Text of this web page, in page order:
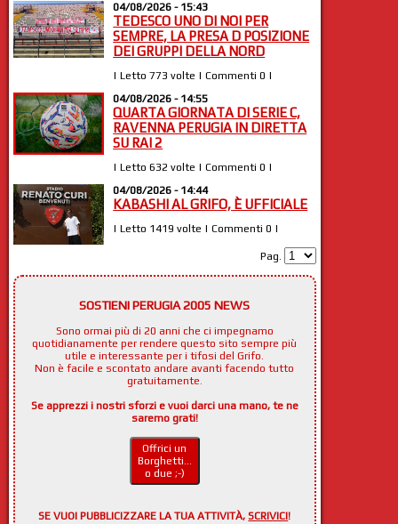
04/08/2026 - 15:43
TEDESCO UNO DI NOI PER
SEMPRE, LA PRESA D POSIZIONE
DEI GRUPPI DELLA NORD
| Letto 773 volte | Commenti 0 |
04/08/2026 - 14:55
QUARTA GIORNATA DI SERIE C,
RAVENNA PERUGIA IN DIRETTA
SU RAI 2
| Letto 632 volte | Commenti 0 |
04/08/2026 - 14:44
KABASHI AL GRIFO, È UFFICIALE
| Letto 1419 volte | Commenti 0 |
Pag.
SOSTIENI PERUGIA 2005 NEWS
Sono ormai più di 20 anni che ci impegnamo
quotidianamente per rendere questo sito sempre più
utile e interessante per i tifosi del Grifo.
Non è facile e scontato andare avanti facendo tutto
gratuitamente.
Se apprezzi i nostri sforzi e vuoi darci una mano, te ne
saremo grati!
Offrici un
Borghetti...
o due ;-)
SE VUOI PUBBLICIZZARE LA TUA ATTIVITÀ,SCRIVICI!